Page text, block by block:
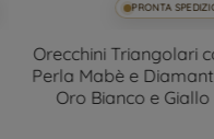
PRONTA SPEDIZIONE!
Orecchini Triangolari con
Perla Mabè e Diamanti in
Oro Bianco e Giallo